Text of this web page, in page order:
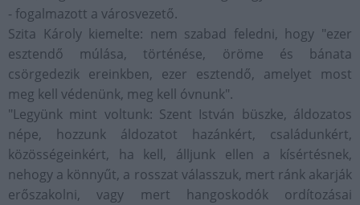
- fogalmazott a városvezető.
Szita Károly kiemelte: nem szabad feledni, hogy "ezer
esztendő múlása, történése, öröme és bánata
csörgedezik ereinkben, ezer esztendő, amelyet most
meg kell védenünk, meg kell óvnunk".
"Legyünk mint voltunk: Szent István büszke, áldozatos
népe, hozzunk áldozatot hazánkért, családunkért,
közösségeinkért, ha kell, álljunk ellen a kísértésnek,
nehogy a könnyűt, a rosszat válasszuk, mert ránk akarják
erőszakolni, vagy mert hangoskodók ordítozásai